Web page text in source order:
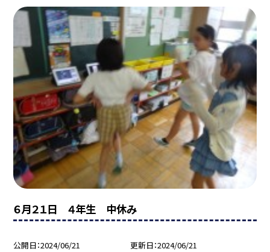
６月２１日 ４年生 中休み
公開日 2024/06/21 更新日 2024/06/21